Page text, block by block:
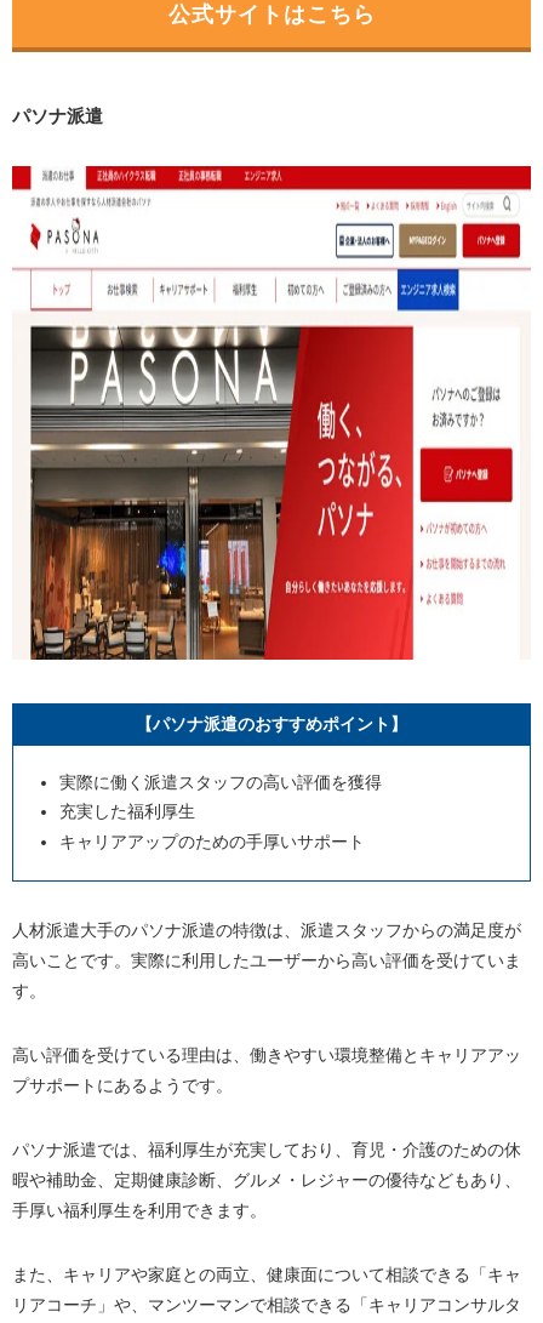
公式サイトはこちら
パソナ派遣
【パソナ派遣のおすすめポイント】
実際に働く派遣スタッフの高い評価を獲得
充実した福利厚生
キャリアアップのための手厚いサポート
人材派遣大手のパソナ派遣の特徴は、派遣スタッフからの満足度が
高いことです。実際に利用したユーザーから高い評価を受けていま
す。
高い評価を受けている理由は、働きやすい環境整備とキャリアアッ
プサポートにあるようです。
パソナ派遣では、福利厚生が充実しており、育児・介護のための休
暇や補助金、定期健康診断、グルメ・レジャーの優待などもあり、
手厚い福利厚生を利用できます。
また、キャリアや家庭との両立、健康面について相談できる「キャ
リアコーチ」や、マンツーマンで相談できる「キャリアコンサルタ